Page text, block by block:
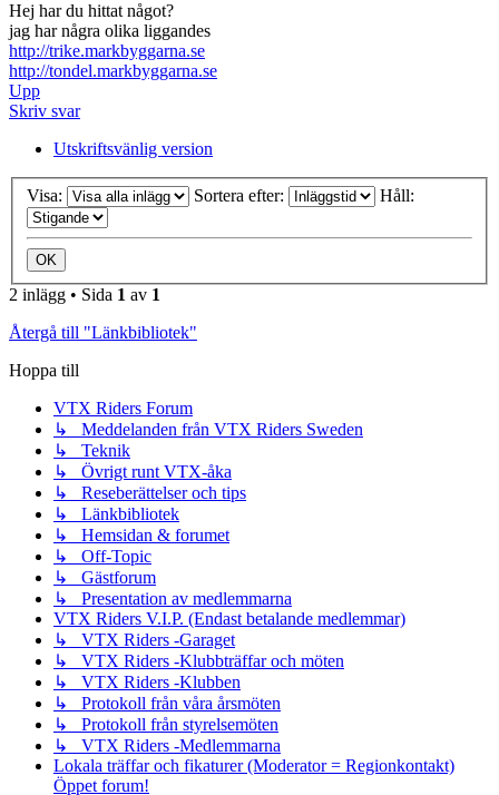
Hej har du hittat något?
jag har några olika liggandes
http://trike.markbyggarna.se
http://tondel.markbyggarna.se
Upp
Skriv svar
Utskriftsvänlig version
Visa: Sortera efter: Håll:
2 inlägg • Sida 1 av 1
Återgå till "Länkbibliotek"
Hoppa till
VTX Riders Forum
↳ Meddelanden från VTX Riders Sweden
↳ Teknik
↳ Övrigt runt VTX-åka
↳ Reseberättelser och tips
↳ Länkbibliotek
↳ Hemsidan & forumet
↳ Off-Topic
↳ Gästforum
↳ Presentation av medlemmarna
VTX Riders V.I.P. (Endast betalande medlemmar)
↳ VTX Riders -Garaget
↳ VTX Riders -Klubbträffar och möten
↳ VTX Riders -Klubben
↳ Protokoll från våra årsmöten
↳ Protokoll från styrelsemöten
↳ VTX Riders -Medlemmarna
Lokala träffar och fikaturer (Moderator = Regionkontakt)
Öppet forum!